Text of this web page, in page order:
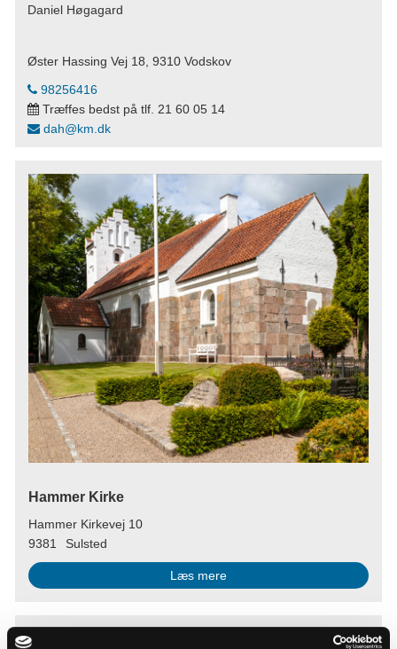
Daniel Høgagard
Øster Hassing Vej 18, 9310 Vodskov
98256416
Træffes bedst på tlf. 21 60 05 14
dah@km.dk
Hammer Kirke
Hammer Kirkevej 10
9381
Sulsted
Læs mere